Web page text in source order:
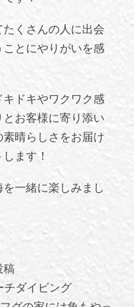
くさんの人に出会
とにやりがいを感
ドキやワクワク感
お客様に寄り添い
晴らしさをお届け
ます！
一緒に楽しみまし
稿
チダイビング